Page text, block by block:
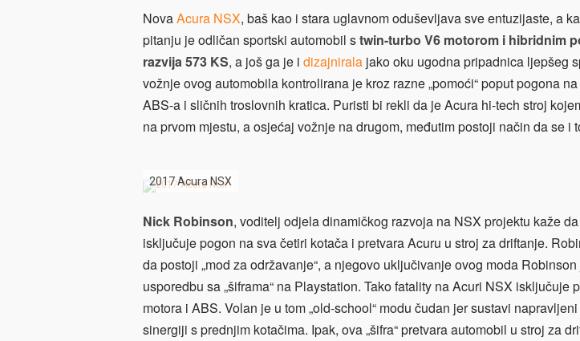
NovaAcura NSX, baš kao i stara uglavnom oduševljava sve entuzijaste, a
pitanju je odličan sportski automobil stwin-turbo V6 motorom i hibridnim
razvija 573 KS, a još ga je i dizajnirala jako oku ugodna pripadnica ljepšeg
vožnje ovog automobila kontrolirana je kroz razne „pomoći“ poput pogona
ABS-a i sličnih troslovnih kratica. Puristi bi rekli da je Acura hi-tech stroj
na prvom mjestu, a osjećaj vožnje na drugom, međutim postoji način da se i
2017 Acura NSX
Nick Robinson, voditelj odjela dinamičkog razvoja na NSX projektu kaže da
isključuje pogon na sva četiri kotača i pretvara Acuru u stroj za driftanje.
da postoji „mod za održavanje“, a njegovo uključivanje ovog moda
usporedbu sa „šiframa“ na Playstation. Tako fatality na Acuri NSX isključuje
motora i ABS. Volan je u tom „old-school“ modu čudan jer sustavi
sinergiji s prednjim kotačima. Ipak, ova „šifra“ pretvara automobil u stroj za